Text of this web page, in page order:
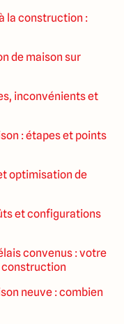
la construction :
de maison sur
inconvénients et
: étapes et points
optimisation de
et configurations
convenus : votre
construction
neuve : combien